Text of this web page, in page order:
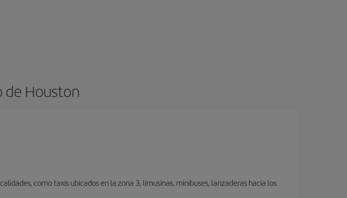
Houston
como taxis ubicados en la zona 3, limusinas, minibuses, lanzaderas hacia los